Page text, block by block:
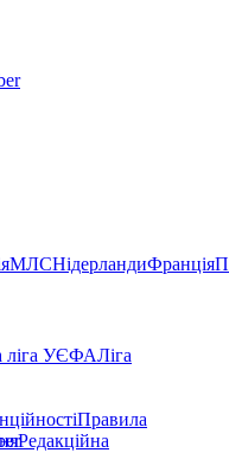
МЛСНідерландиФранція
ліга УЄФАЛіга
Правила
Редакційна